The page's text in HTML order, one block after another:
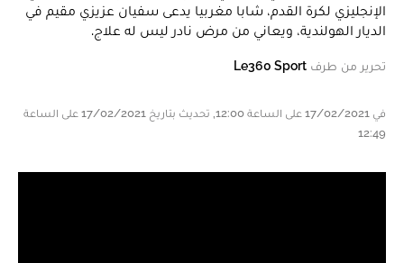
الإنجليزي لكرة القدم، شابا مغربيا يدعى سفيان عزيزي مقيم في
الديار الهولندية، ويعاني من مرض نادر ليس له علاج.
تحرير من طرف Le360 Sport
في 17/02/2021 على الساعة 12:00, تحديث بتاريخ 17/02/2021 على الساعة
12:49